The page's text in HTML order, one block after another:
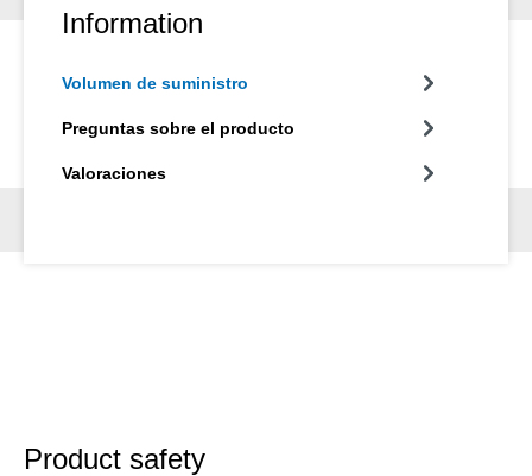
Information
Volumen de suministro
Preguntas sobre el producto
Valoraciones
Product safety